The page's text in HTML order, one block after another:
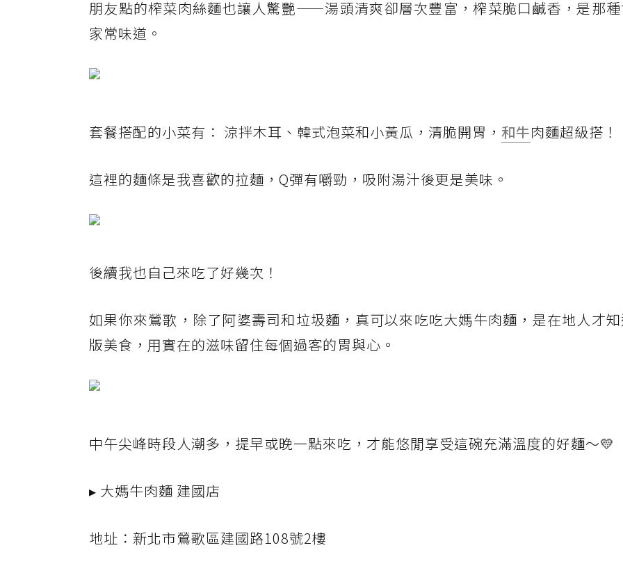
朋友點的榨菜肉絲麵也讓人驚艷——湯頭清爽卻層次豐富，榨菜脆口鹹香，是那
家常味道。
套餐搭配的小菜有： 涼拌木耳、韓式泡菜和小黃瓜，清脆開胃， 和牛肉麵超級搭！
這裡的麵條是我喜歡的拉麵，Q彈有嚼勁，吸附湯汁後更是美味。
後續我也自己來吃了好幾次！
如果你來鶯歌，除了阿婆壽司和垃圾麵，真可以來吃吃大媽牛肉麵，是在地人才
版美食，用實在的滋味留住每個過客的胃與心。
中午尖峰時段人潮多，提早或晚一點來吃，才能悠閒享受這碗充滿溫度的好麵～💛
▸ 大媽牛肉麵 建國店
地址：新北市鶯歌區建國路108號2樓